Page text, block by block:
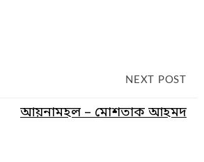
NEXT POST
আয়নামহল – মোশতাক আহমদ